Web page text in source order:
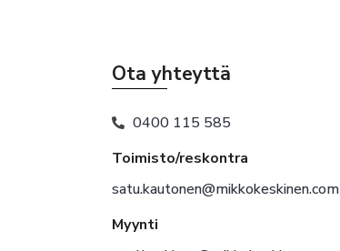
Ota yhteyttä
0400 115 585
Toimisto/reskontra
satu.kautonen@mikkokeskinen.com
Myynti